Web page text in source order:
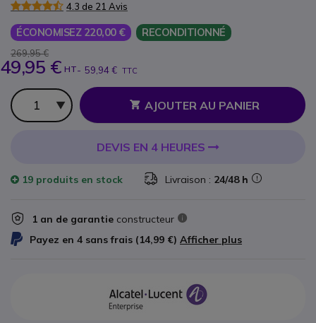
4.3 de 21 Avis
ÉCONOMISEZ 220,00 € RECONDITIONNÉ
269,95 €
49,95 € HT- 59,94 € TTC
Qté
AJOUTER AU PANIER
DEVIS EN 4 HEURES
19 produits en stock Livraison : 24/48 h
1 an de garantie constructeur
Payez en 4 sans frais (14,99 €) Afficher plus